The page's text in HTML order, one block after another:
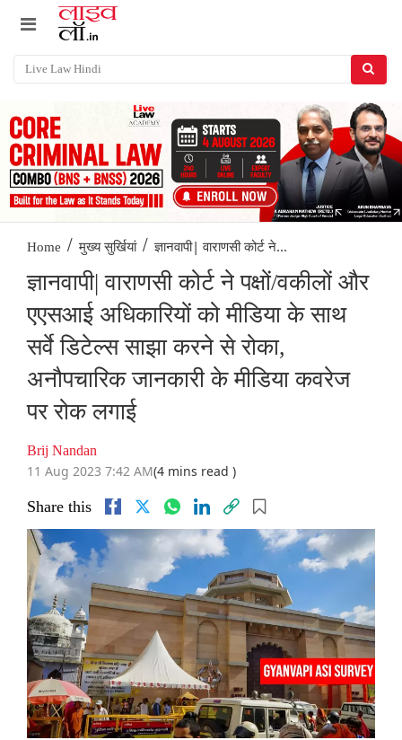
Home / मुख्य सुर्खियां / ज्ञानवापी| वाराणसी कोर्ट ने...
ज्ञानवापी| वाराणसी कोर्ट ने पक्षों/वकीलों और
एएसआई अधिकारियों को मीडिया के साथ
सर्वे डिटेल्स साझा करने से रोका,
अनौपचारिक जानकारी के मीडिया कवरेज
पर रोक लगाई
Brij Nandan
11 Aug 2023 7:42 AM(4 mins read )
Share this